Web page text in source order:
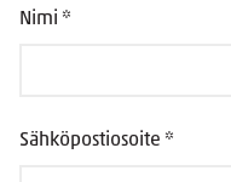
Nimi *
Sähköpostiosoite *